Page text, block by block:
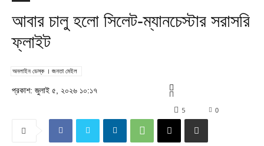
আবার চালু হলো সিলেট-ম্যানচেস্টার সরাসরি
ফ্লাইট
অনলাইন ডেস্ক । জনতা মেইল
প্রকাশ: জুলাই ৫, ২০২৬ ১০:১৭
0
5